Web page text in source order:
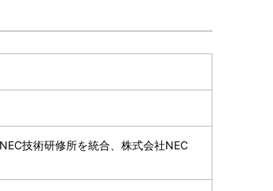
技術研修所を統合、株式会社NEC